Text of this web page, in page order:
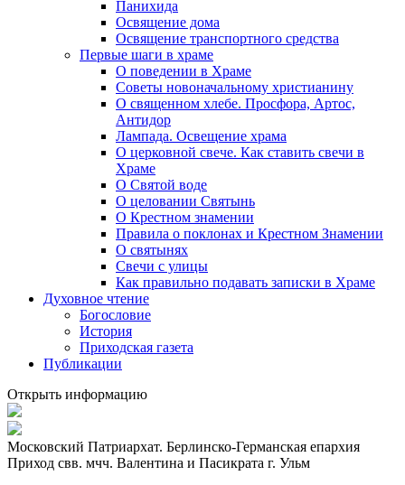
Панихида
Освящение дома
Освящение транспортного средства
Первые шаги в храме
О поведении в Храме
Советы новоначальному христианину
О священном хлебе. Просфора, Артос,
Антидор
Лампада. Освещение храма
О церковной свече. Как ставить свечи в
Храме
О Святой воде
О целовании Святынь
О Крестном знамении
Правила о поклонах и Крестном Знамении
О святынях
Свечи с улицы
Как правильно подавать записки в Храме
Духовное чтение
Богословие
История
Приходская газета
Публикации
Открыть информацию
Московский Патриархат. Берлинско-Германская епархия
Приход свв. мчч. Валентина и Пасикрата г. Ульм